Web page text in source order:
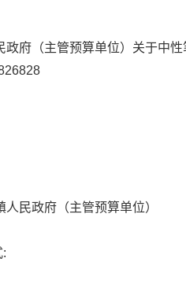
政府（主管预算单位）关于中
人民政府（主管预算单位）
: